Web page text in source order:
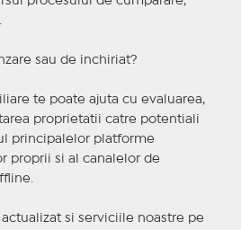
sau de inchiriat?
te poate ajuta cu evaluarea,
proprietatii catre potentiali
principalelor platforme
proprii si al canalelor de
si serviciile noastre pe